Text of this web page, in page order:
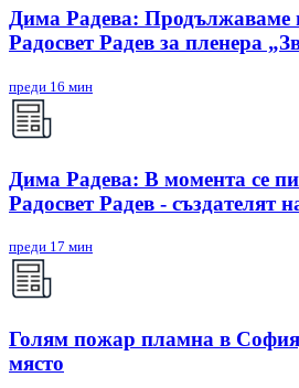
Дима Радева: Продължаваме
Радосвет Радев за пленера
преди 16 мин
Дима Радева: В момента се
Радосвет Радев - създателят
преди 17 мин
Голям пожар пламна в
място